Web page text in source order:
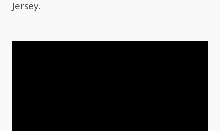
Jersey.